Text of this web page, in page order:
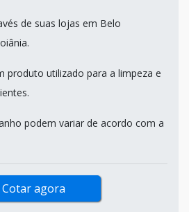
de suas lojas em Belo
produto utilizado para a limpeza e
podem variar de acordo com a
Cotar agora